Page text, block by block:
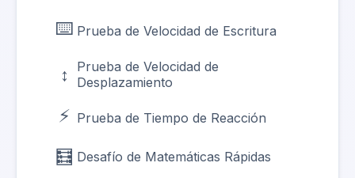
⌨️ Prueba de Velocidad de Escritura
↕️
Prueba de Velocidad de
Desplazamiento
⚡ Prueba de Tiempo de Reacción
🧮 Desafío de Matemáticas Rápidas